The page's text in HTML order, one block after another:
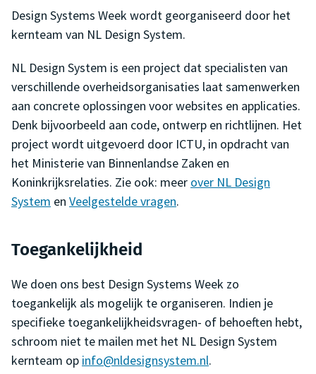
Design Systems Week wordt georganiseerd door het
kernteam van NL Design System.
NL Design System is een project dat specialisten van
verschillende overheidsorganisaties laat samenwerken
aan concrete oplossingen voor websites en applicaties.
Denk bijvoorbeeld aan code, ontwerp en richtlijnen. Het
project wordt uitgevoerd door ICTU, in opdracht van
het Ministerie van Binnenlandse Zaken en
Koninkrijksrelaties. Zie ook: meer over NL Design
System en Veelgestelde vragen.
Toegankelijkheid
We doen ons best Design Systems Week zo
toegankelijk als mogelijk te organiseren. Indien je
specifieke toegankelijkheidsvragen- of behoeften hebt,
schroom niet te mailen met het NL Design System
kernteam op info@nldesignsystem.nl.